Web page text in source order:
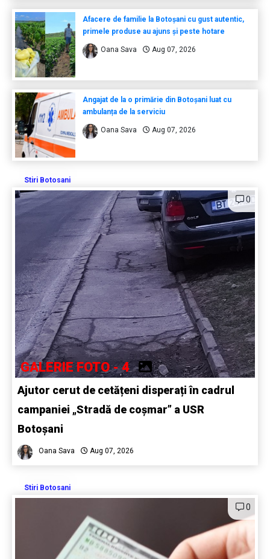
Afacere de familie la Botoșani cu gust autentic,
primele produse au ajuns și peste hotare
Oana Sava Aug 07, 2026
Angajat de la o primărie din Botoșani luat cu
ambulanța de la serviciu
Oana Sava Aug 07, 2026
Stiri Botosani
0
GALERIE FOTO - 4
Ajutor cerut de cetățeni disperați în cadrul
campaniei „Stradă de coșmar” a USR
Botoșani
Oana Sava Aug 07, 2026
Stiri Botosani
0